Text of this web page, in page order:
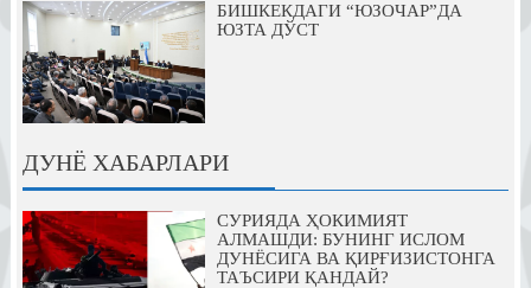
БИШКЕКДАГИ “ЮЗОЧАР”ДА
ЮЗТА ДЎСТ
ДУНЁ ХАБАРЛАРИ
СУРИЯДА ҲОКИМИЯТ
АЛМАШДИ: БУНИНГ ИСЛОМ
ДУНЁСИГА ВА ҚИРҒИЗИСТОНГА
ТАЪСИРИ ҚАНДАЙ?